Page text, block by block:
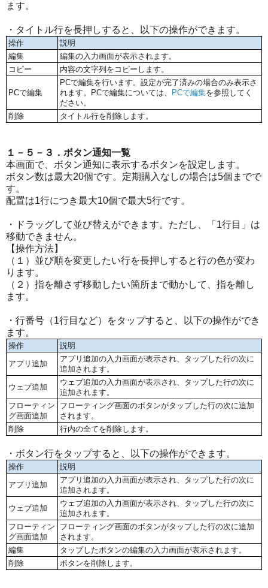
ます。
・タイトル行を長押しすると、以下の操作ができます。
操作
説明
編集
編集の入力画面が表示されます。
コピー
内容の文字列をコピーします。
PCで編集
PCで編集を行います。設定が完了済みの場合のみ表示さ
れます。PCで編集については、
PCで編集を参照してく
ださい。
削除
タイトル行を削除します。
１－５－３．ボタン通知一覧
本画面で、ボタン通知に表示するボタンを設定します。
ボタン数は最大20個です。定期購入なしの場合は5個までで
す。
配置は1行につき最大10個で最大5行です。
・ドラッグして並び替えができます。ただし、「1行目」は
移動できません。
【操作方法】
（１）並び順を変更したい行を長押しすると行の色が変わ
ります。
（２）指を離さず移動したい箇所まで動かして、指を離し
ます。
・行番号（1行目など）をタップすると、以下の操作ができ
ます。
操作
説明
アプリ追加
アプリ追加の入力画面が表示され、タップした行の次に
追加されます。
ウェブ追加
ウェブ追加の入力画面が表示され、タップした行の次に
追加されます。
フローティン
グ画面追加
フローティング画面のボタンがタップした行の次に追加
されます。
削除
行内の全てを削除します。
・ボタン行をタップすると、以下の操作ができます。
操作
説明
アプリ追加
アプリ追加の入力画面が表示され、タップした行の次に
追加されます。
ウェブ追加
ウェブ追加の入力画面が表示され、タップした行の次に
追加されます。
フローティン
グ画面追加
フローティング画面のボタンがタップした行の次に追加
されます。
編集
タップしたボタンの編集の入力画面が表示されます。
削除
ボタンを削除します。